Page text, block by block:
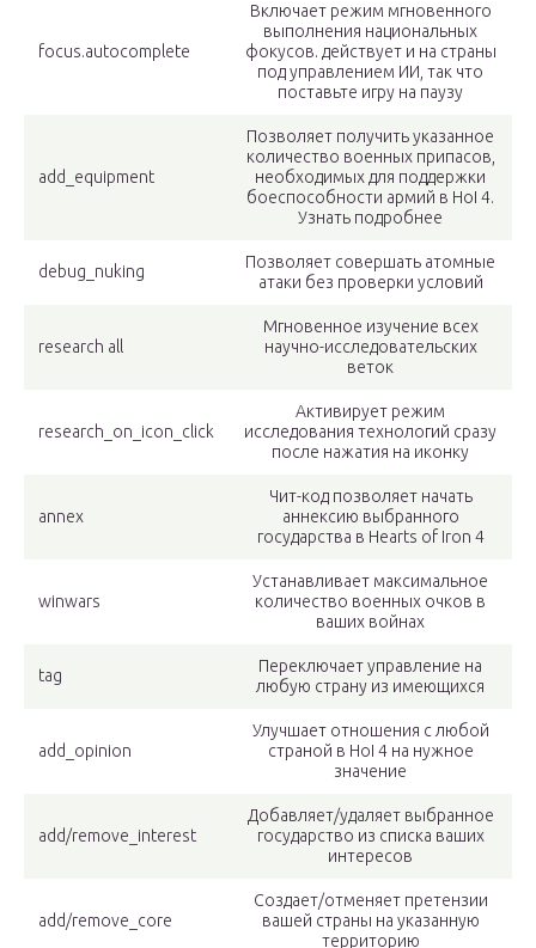
focus.autocomplete
Включает режим мгновенного
выполнения национальных
фокусов. действует и на страны
под управлением ИИ, так что
поставьте игру на паузу
add_equipment
Позволяет получить указанное
количество военных припасов,
необходимых для поддержки
боеспособности армий в HoI 4.
Узнать подробнее
debug_nuking
Позволяет совершать атомные
атаки без проверки условий
research all
Мгновенное изучение всех
научно-исследовательских
веток
research_on_icon_click
Активирует режим
исследования технологий сразу
после нажатия на иконку
annex
Чит-код позволяет начать
аннексию выбранного
государства в Hearts of Iron 4
winwars
Устанавливает максимальное
количество военных очков в
ваших войнах
tag
Переключает управление на
любую страну из имеющихся
add_opinion
Улучшает отношения с любой
страной в HoI 4 на нужное
значение
add/remove_interest
Добавляет/удаляет выбранное
государство из списка ваших
интересов
add/remove_core
Создает/отменяет претензии
вашей страны на указанную
территорию